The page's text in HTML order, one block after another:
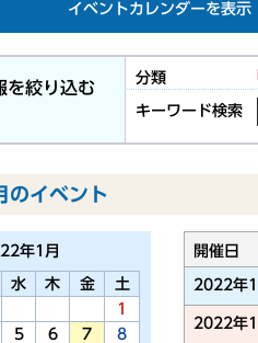
イベントカレンダーを表示
を絞り込む
分類
キーワード検索
イベント
年1月
水 木 金
土
1
5 6 7
8
開催日
2022年
2022年